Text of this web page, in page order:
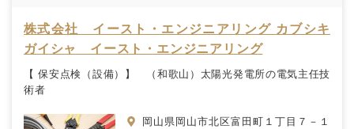
株式会社 イースト・エンジニアリング カブシキ
ガイシャ イースト・エンジニアリング
【 保安点検（設備）】 （和歌山）太陽光発電所の電気主任技
術者
岡山県岡山市北区富田町１丁目７－１